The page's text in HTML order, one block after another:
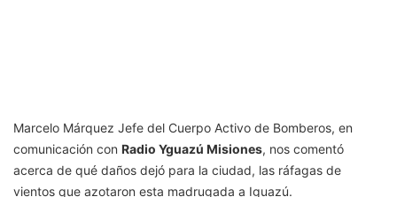
Marcelo Márquez Jefe del Cuerpo Activo de Bomberos, en
comunicación con Radio Yguazú Misiones, nos comentó
acerca de qué daños dejó para la ciudad, las ráfagas de
vientos que azotaron esta madrugada a Iguazú.